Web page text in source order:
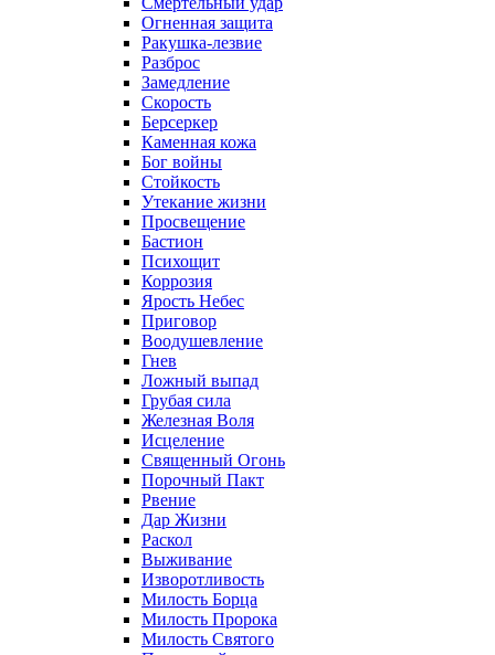
Огненная защита
Ракушка-лезвие
Разброс
Замедление
Скорость
Берсеркер
Каменная кожа
Бог войны
Стойкость
Утекание жизни
Просвещение
Бастион
Психощит
Коррозия
Ярость Небес
Приговор
Воодушевление
Гнев
Ложный выпад
Грубая сила
Железная Воля
Исцеление
Священный Огонь
Порочный Пакт
Рвение
Дар Жизни
Раскол
Выживание
Изворотливость
Милость Борца
Милость Пророка
Милость Святого